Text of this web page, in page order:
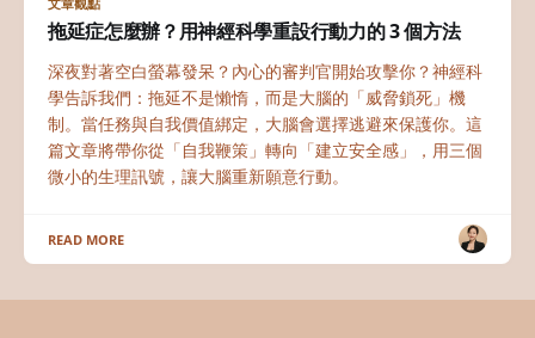
拖延症怎麼辦？用神經科學重設行動力的 3 個方法
深夜對著空白螢幕發呆？內心的審判官開始攻擊你？神經科
學告訴我們：拖延不是懶惰，而是大腦的「威脅鎖死」機
制。當任務與自我價值綁定，大腦會選擇逃避來保護你。這
篇文章將帶你從「自我鞭策」轉向「建立安全感」，用三個
微小的生理訊號，讓大腦重新願意行動。
READ MORE